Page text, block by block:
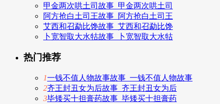
甲金两次哄土司故事_甲金两次哄土司
阿方抢白土司王故事_阿方抢白土司王
艾西和召勐比馋故事_艾西和召勐比馋
卜宽智取大水牯故事_卜宽智取大水牯
热门推荐
1一钱不值人物故事故事_一钱不值人物故事
2齐王封丑女为后故事_齐王封丑女为后
3毕矮买十担膏药故事_毕矮买十担膏药